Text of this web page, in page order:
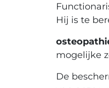
Hij is te
mogelijke
De